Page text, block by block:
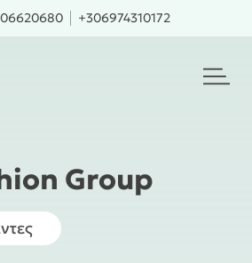
+306974310172
Group